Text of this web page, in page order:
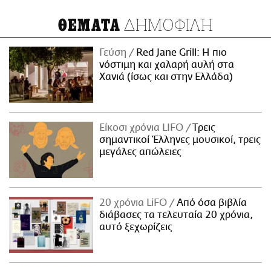
ΘΕΜΑΤΑ ΔΗΜΟΦΙΛΗ
Γεύση
Red Jane Grill: Η πιο
νόστιμη και χαλαρή αυλή στα
Χανιά (ίσως και στην Ελλάδα)
Είκοσι χρόνια LIFO
Tρεις
σημαντικοί Έλληνες μουσικοί, τρεις
μεγάλες απώλειες
20 χρόνια LiFO
Από όσα βιβλία
διάβασες τα τελευταία 20 χρόνια,
αυτό ξεχωρίζεις